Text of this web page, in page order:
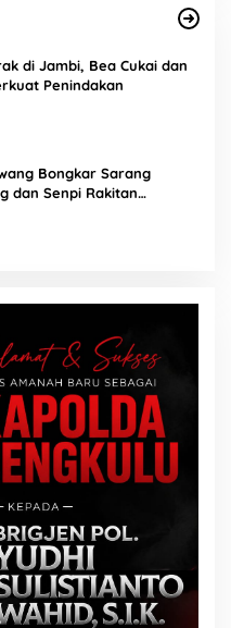
di Jambi, Bea Cukai dan
Penindakan
Bongkar Sarang
dan Senpi Rakitan